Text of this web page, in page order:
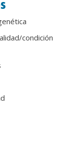
condición